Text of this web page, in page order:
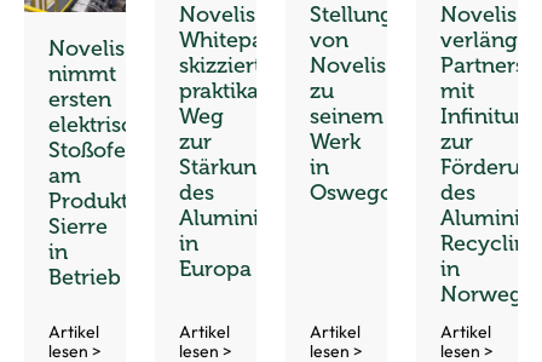
Novelis
nimmt
ersten
elektrischen
Stoßofen
am
Produktionsstandort
Sierre
in
Betrieb
Artikel
lesen >
Novelis-
Whitepaper
skizziert
praktikablen
Weg
zur
Stärkung
des
Aluminiumrecyclings
in
Europa
Artikel
lesen >
Stellungnahme
von
Novelis
zu
seinem
Werk
in
Oswego
Artikel
lesen >
Novelis
mit
Infinitum
zur
des
in
Artikel
lesen >